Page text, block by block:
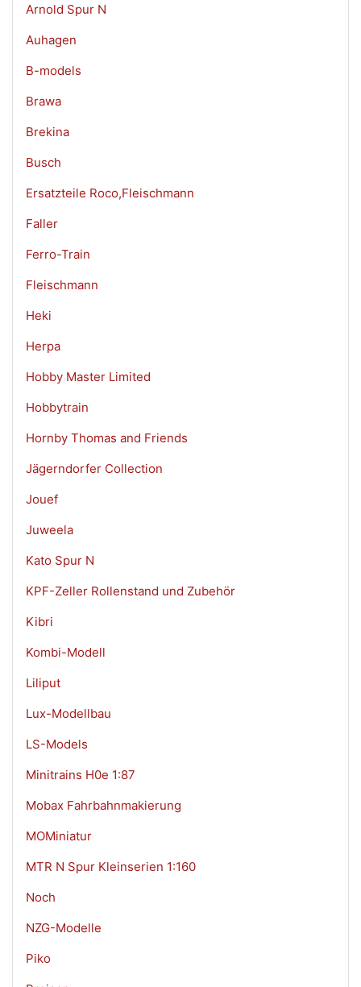
Arnold Spur N
Auhagen
B-models
Brawa
Brekina
Busch
Ersatzteile Roco,Fleischmann
Faller
Ferro-Train
Fleischmann
Heki
Herpa
Hobby Master Limited
Hobbytrain
Hornby Thomas and Friends
Jägerndorfer Collection
Jouef
Juweela
Kato Spur N
KPF-Zeller Rollenstand und Zubehör
Kibri
Kombi-Modell
Liliput
Lux-Modellbau
LS-Models
Minitrains H0e 1:87
Mobax Fahrbahnmakierung
MOMiniatur
MTR N Spur Kleinserien 1:160
Noch
NZG-Modelle
Piko